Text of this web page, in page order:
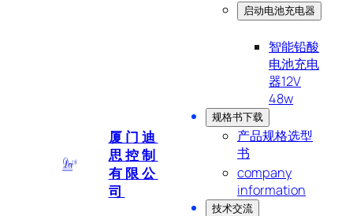
厦门迪
思控制
有限公
司
启动电池充电器
智能铅酸
电池充电
器12V
48w
规格书下载
产品规格选型
书
company
information
技术交流